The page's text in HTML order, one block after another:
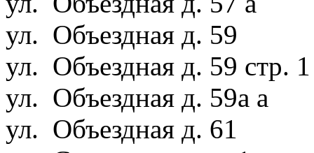
ул. Объездная д. 59
ул. Объездная д. 59 стр.
ул. Объездная д. 59а а
ул. Объездная д. 61